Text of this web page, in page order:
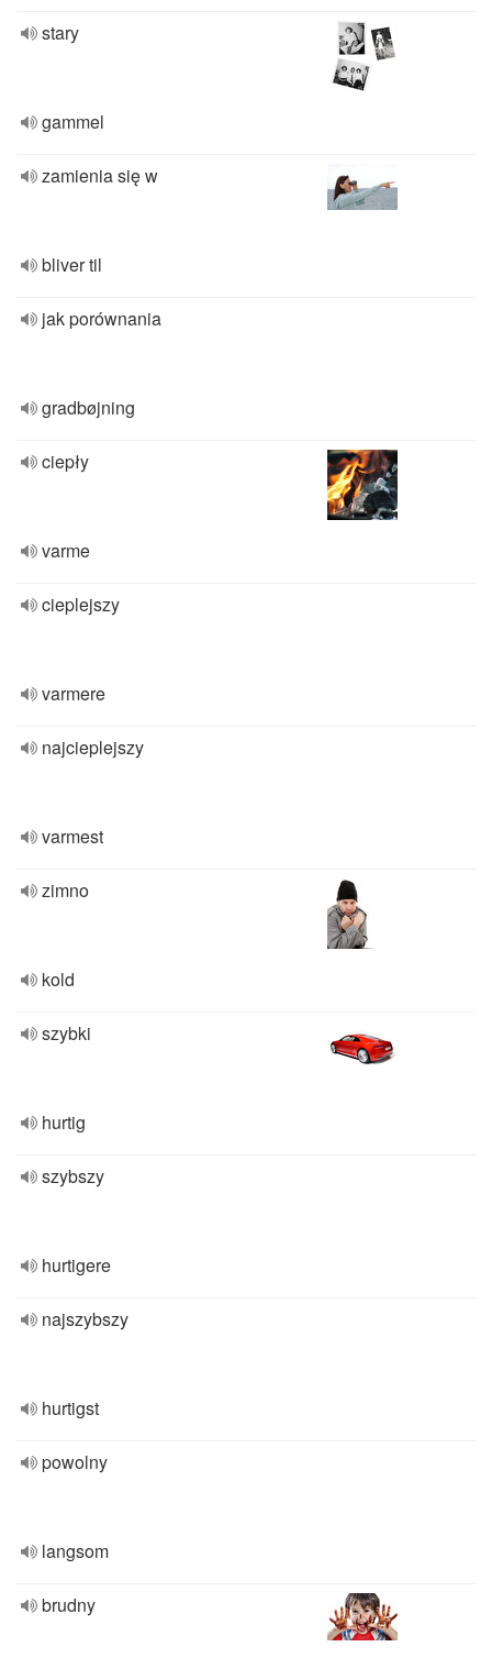
stary
gammel
zamienia się w
bliver til
jak porównania
gradbøjning
ciepły
varme
cieplejszy
varmere
najcieplejszy
varmest
zimno
kold
szybki
hurtig
szybszy
hurtigere
najszybszy
hurtigst
powolny
langsom
brudny